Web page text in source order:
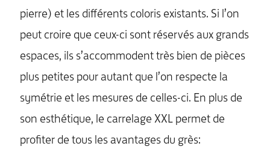
pierre) et les différents coloris existants. Si l’on
peut croire que ceux-ci sont réservés aux grands
espaces, ils s’accommodent très bien de pièces
plus petites pour autant que l’on respecte la
symétrie et les mesures de celles-ci. En plus de
son esthétique, le carrelage XXL permet de
profiter de tous les avantages du grès: